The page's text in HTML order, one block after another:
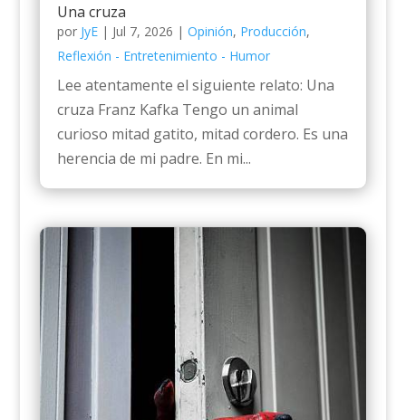
Una cruza
por JyE| Jul 7, 2026 | Opinión, Producción,
Reflexión - Entretenimiento - Humor
Lee atentamente el siguiente relato: Una
cruza Franz Kafka Tengo un animal
curioso mitad gatito, mitad cordero. Es una
herencia de mi padre. En mi...